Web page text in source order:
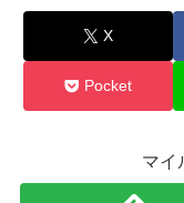
X
Pocket
マイ